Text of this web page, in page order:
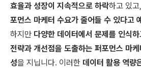
효율과 성장이 지속적으로 하락하고 있고,
포먼스 마케터 수요가 줄어들 수 있다고
하지만 다양한 데이터에서 문제를 인식
전략과 개선점을 도출하는 퍼포먼스 마
성을 지닙니다. 이러한 데이터 활용 역량